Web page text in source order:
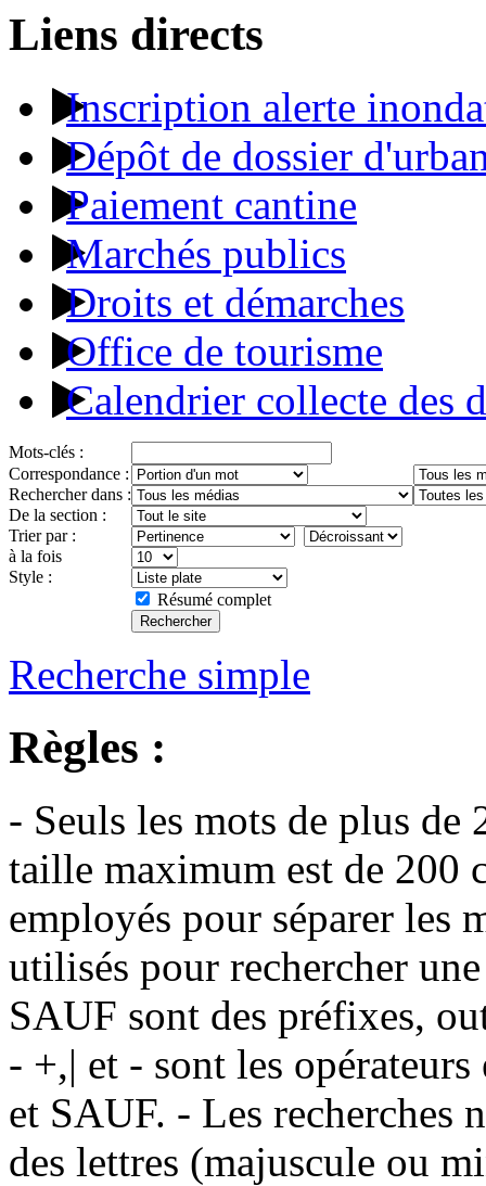
Liens directs
Inscription alerte
Dépôt de dossier
Paiement cantine
Marchés publics
Droits et démarches
Office de tourisme
Calendrier collecte des
Mots-clés :
Correspondance :
Rechercher dans :
De la section :
Trier par :
à la fois
Style :
Résumé complet
Recherche simple
Règles :
- Seuls les mots de plus de
taille maximum est de 200
employés pour séparer les
utilisés pour rechercher
SAUF sont des préfixes,
- +,| et - sont les
et SAUF. - Les recherches
des lettres (majuscule ou